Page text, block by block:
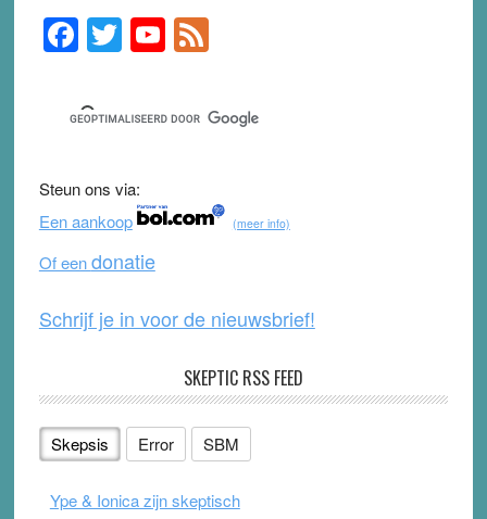
Primary
Sidebar
F
a
c
e
b
o
o
k
T
wi
tt
er
Y
o
u
T
b
e
F
e
d
Steun ons via:
Een aankoop
(meer info)
Of eendonatie
Schrijf je in voor de nieuwsbrief!
SKEPTIC RSS FEED
Skepsis Error SBM
Ype & Ionica zijn skeptisch